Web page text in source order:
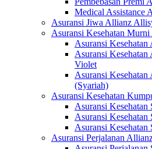
Medical Assistance
Asuransi Jiwa Allianz
Asuransi Kesehatan
Asuransi
Asuransi
Violet
Asuransi
(Syariah)
Asuransi Kesehatan
Asuransi Kesehatan
Asuransi
Asuransi Kesehatan
Asuransi Perjalanan